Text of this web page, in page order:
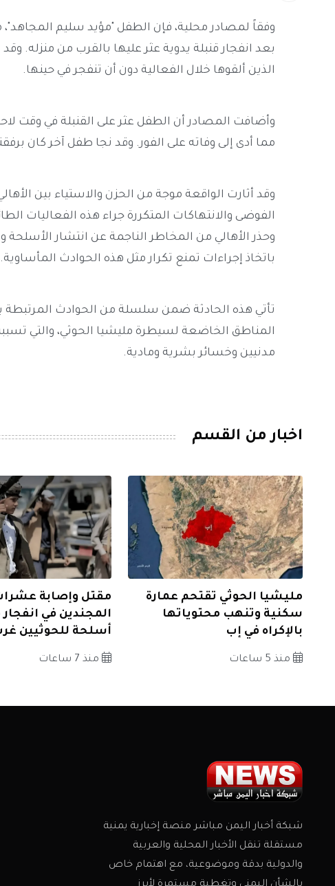
وفقاً لمصادر محلية، فإن الطفل "مؤيد سليم
بعد انفجار قنبلة يدوية عثر عليها بالقرب من منزله.
الذين ألقوها خلال الفعالية دون أن تنفجر في حينها.
وأضافت المصادر أن الطفل عثر على القنبلة في وقت
مما أدى إلى وفاته على الفور. وقد نجا طفل آخر كان
وقد أثارت الواقعة موجة من الحزن والاستياء بين
الفوضى والانتهاكات المتكررة جراء هذه الفعاليات
وحذر الأهالي من المخاطر الناجمة عن انتشار الأسلحة
باتخاذ إجراءات تمنع تكرار مثل هذه الحوادث المأساوية.
تأتي هذه الحادثة ضمن سلسلة من الحوادث المرتبطة
المناطق الخاضعة لسيطرة مليشيا الحوثي، والتي
مدنيين وخسائر بشرية ومادية.
اخبار من القسم
مليشيا الحوثي تقتحم عمارة
سكنية وتنهب محتوياتها
بالإكراه في إب
منذ 5 ساعات
مقتل وإصابة
المجندين في
أسلحة للحوثيين
منذ 7 ساعات
شبكة أخبار اليمن مباشر منصة إخبارية يمنية
مستقلة تنقل الأخبار المحلية والعربية
والدولية بدقة وموضوعية، مع اهتمام خاص